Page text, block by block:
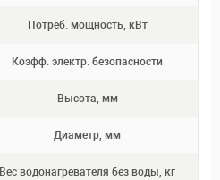
Потреб. мощность, кВт
Коэфф. электр. безопасности
Высота, мм
Диаметр, мм
Вес водонагревателя без воды, кг